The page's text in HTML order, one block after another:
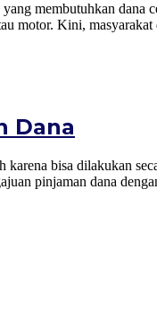
membutuhkan dana
motor. Kini, masyarakat
Dana
bisa dilakukan
pinjaman dana